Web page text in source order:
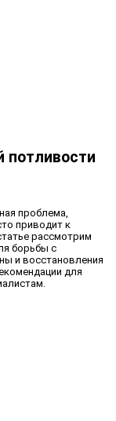
потливости
проблема,
приводит к
рассмотрим
борьбы с
и восстановления
для